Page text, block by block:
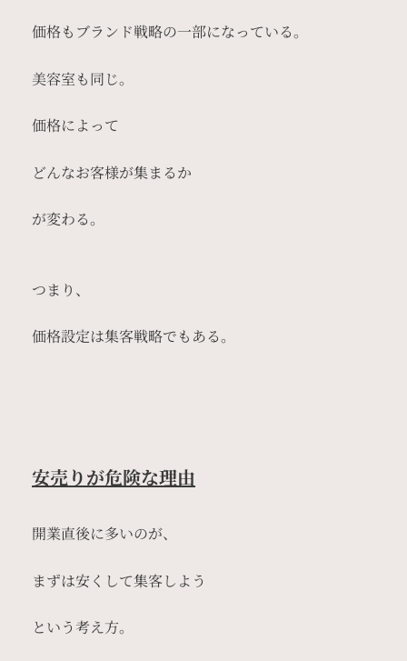
価格もブランド戦略の一部になっている。
美容室も同じ。
価格によって
どんなお客様が集まるか
が変わる。
つまり、
価格設定は集客戦略でもある。
安売りが危険な理由
開業直後に多いのが、
まずは安くして集客しよう
という考え方。